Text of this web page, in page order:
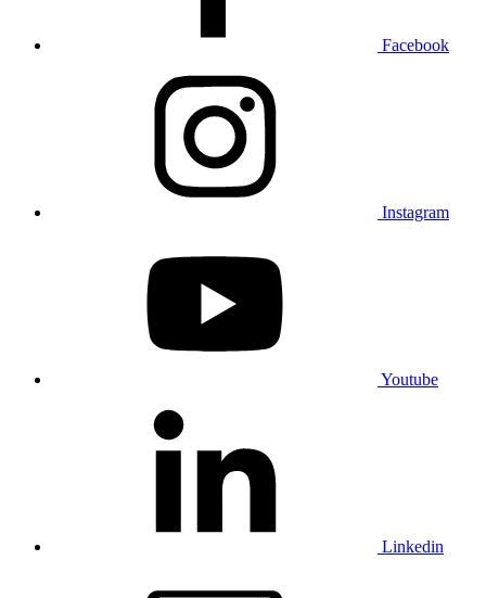
Facebook
Instagram
Youtube
Linkedin